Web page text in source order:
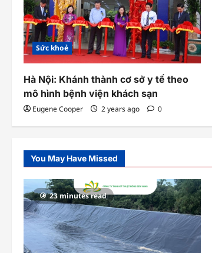
g
a
t
i
o
n
Sức khoẻ
Hà Nội: Khánh thành cơ sở y tế theo
mô hình bệnh viện khách sạn
Eugene Cooper 2 years ago 0
You May Have Missed
23 minutes read